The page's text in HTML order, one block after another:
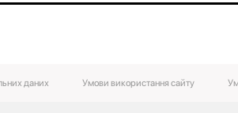
даних Умови використання сайту